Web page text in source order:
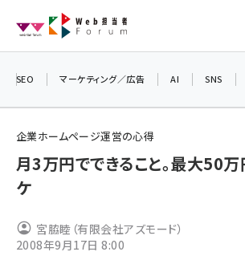
ン
youtube (2431)
SEO マーケティング／広告 AI SNS
企業ホームページ運営の心得
月3万円でできること。最大50万
ケ
宮脇睦（有限会社アズモード）
2008年9月17日 8:00